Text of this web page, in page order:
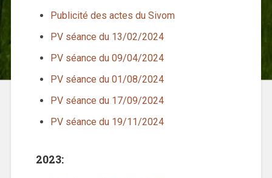
Publicité des actes du Sivom
PV séance du 13/02/2024
PV séance du 09/04/2024
PV séance du 01/08/2024
PV séance du 17/09/2024
PV séance du 19/11/2024
2023: